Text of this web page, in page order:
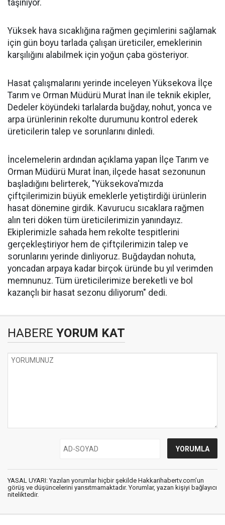
taşınıyor.
Yüksek hava sıcaklığına rağmen geçimlerini sağlamak
için gün boyu tarlada çalışan üreticiler, emeklerinin
karşılığını alabilmek için yoğun çaba gösteriyor.
Hasat çalışmalarını yerinde inceleyen Yüksekova İlçe
Tarım ve Orman Müdürü Murat İnan ile teknik ekipler,
Dedeler köyündeki tarlalarda buğday, nohut, yonca ve
arpa ürünlerinin rekolte durumunu kontrol ederek
üreticilerin talep ve sorunlarını dinledi.
İncelemelerin ardından açıklama yapan İlçe Tarım ve
Orman Müdürü Murat İnan, ilçede hasat sezonunun
başladığını belirterek, "Yüksekova'mızda
çiftçilerimizin büyük emeklerle yetiştirdiği ürünlerin
hasat dönemine girdik. Kavurucu sıcaklara rağmen
alın teri döken tüm üreticilerimizin yanındayız.
Ekiplerimizle sahada hem rekolte tespitlerini
gerçekleştiriyor hem de çiftçilerimizin talep ve
sorunlarını yerinde dinliyoruz. Buğdaydan nohuta,
yoncadan arpaya kadar birçok üründe bu yıl verimden
memnunuz. Tüm üreticilerimize bereketli ve bol
kazançlı bir hasat sezonu diliyorum" dedi.
HABERE YORUM KAT
YASAL UYARI: Yazılan yorumlar hiçbir şekilde Hakkarihabertv.com’un
görüş ve düşüncelerini yansıtmamaktadır. Yorumlar, yazan kişiyi bağlayıcı
niteliktedir.